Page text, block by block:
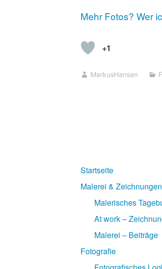
Mehr Fotos? Wer
+1
MarkusHansen
Startseite
Malerei & Zeichnungen
Malerisches
At work –
Malerei – Beiträge
Fotografie